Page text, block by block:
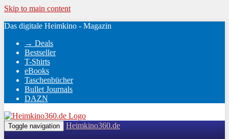
Skip to main content
Das digitale Heimkino - Magazin
→ Deals
Bestseller
T-Shirts
eBooks
Taschenbücher
Bullet Journals
DAZN
Toggle navigation Heimkino360.de